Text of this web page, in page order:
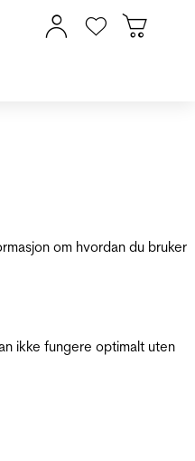
om hvordan du bruker
ikke fungere optimalt uten